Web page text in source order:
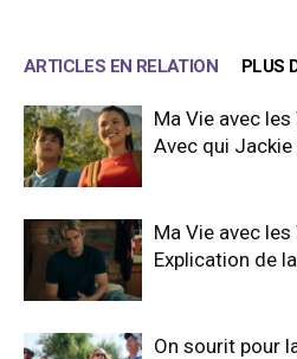
ARTICLES EN RELATION PLUS
Ma Vie avec
Avec qui
Ma Vie avec
Explication de
On sourit pour